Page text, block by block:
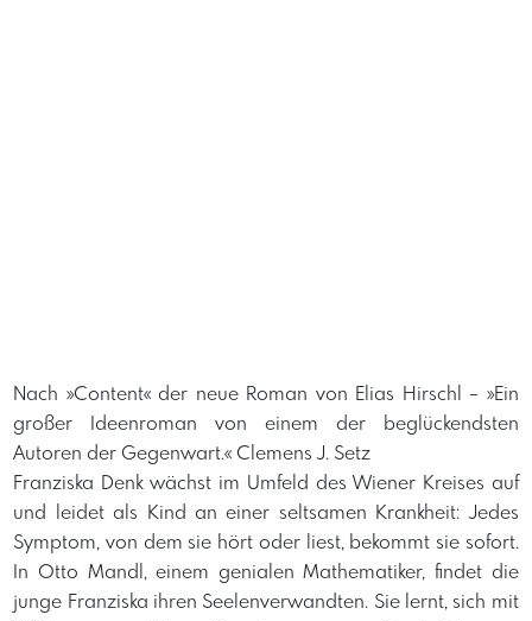
Nach »Content« der neue Roman von Elias Hirschl – »Ein
großer Ideenroman von einem der beglückendsten
Autoren der Gegenwart.« Clemens J. Setz
Franziska Denk wächst im Umfeld des Wiener Kreises auf
und leidet als Kind an einer seltsamen Krankheit: Jedes
Symptom, von dem sie hört oder liest, bekommt sie sofort.
In Otto Mandl, einem genialen Mathematiker, findet die
junge Franziska ihren Seelenverwandten. Sie lernt, sich mit